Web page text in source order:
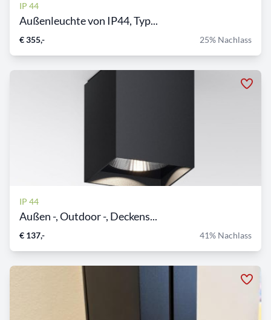
IP 44
Außenleuchte von IP44, Typ...
€ 355,- 25% Nachlass
IP 44
Außen -, Outdoor -, Deckens...
€ 137,- 41% Nachlass